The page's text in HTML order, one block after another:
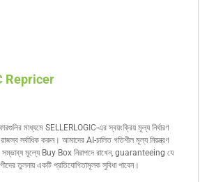
Repricer
মাধ্যমে SELLERLOGIC-এর স্বয়ংক্রিয় মূল্য নির্ধারণ
সর্বাধিক করুন। আমাদের AI-চালিত গতিশীল মূল্য নিয়ন্ত্রণ
সম্ভাব্য মূল্যে Buy Box নিরাপদে রাখেন, guaranteeing যে
তুলনায় একটি প্রতিযোগিতামূলক সুবিধা পাবেন।